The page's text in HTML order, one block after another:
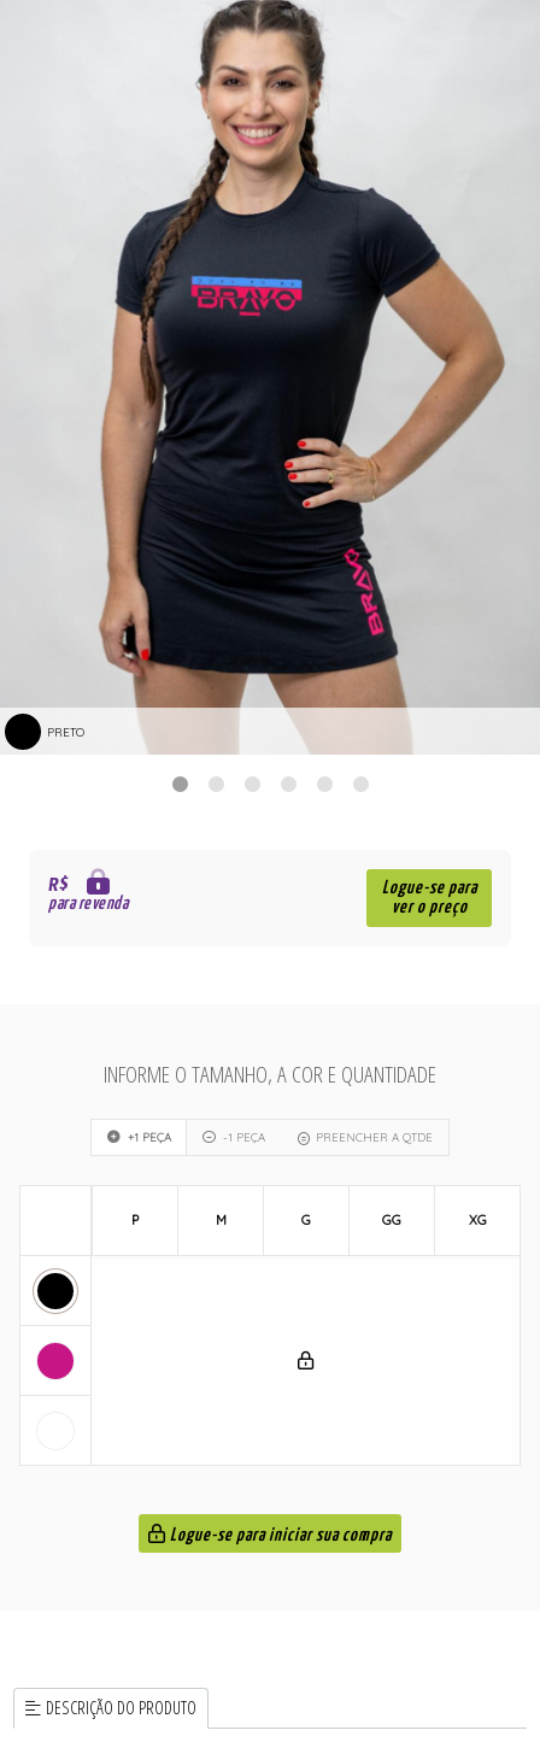
PRETO
R$
para revenda
Logue-se para
ver o preço
INFORME O TAMANHO, A COR E QUANTIDADE
+1 PEÇA -1 PEÇA PREENCHER A QTDE
P M G GG XG
Logue-se para iniciar sua compra
DESCRIÇÃO DO PRODUTO